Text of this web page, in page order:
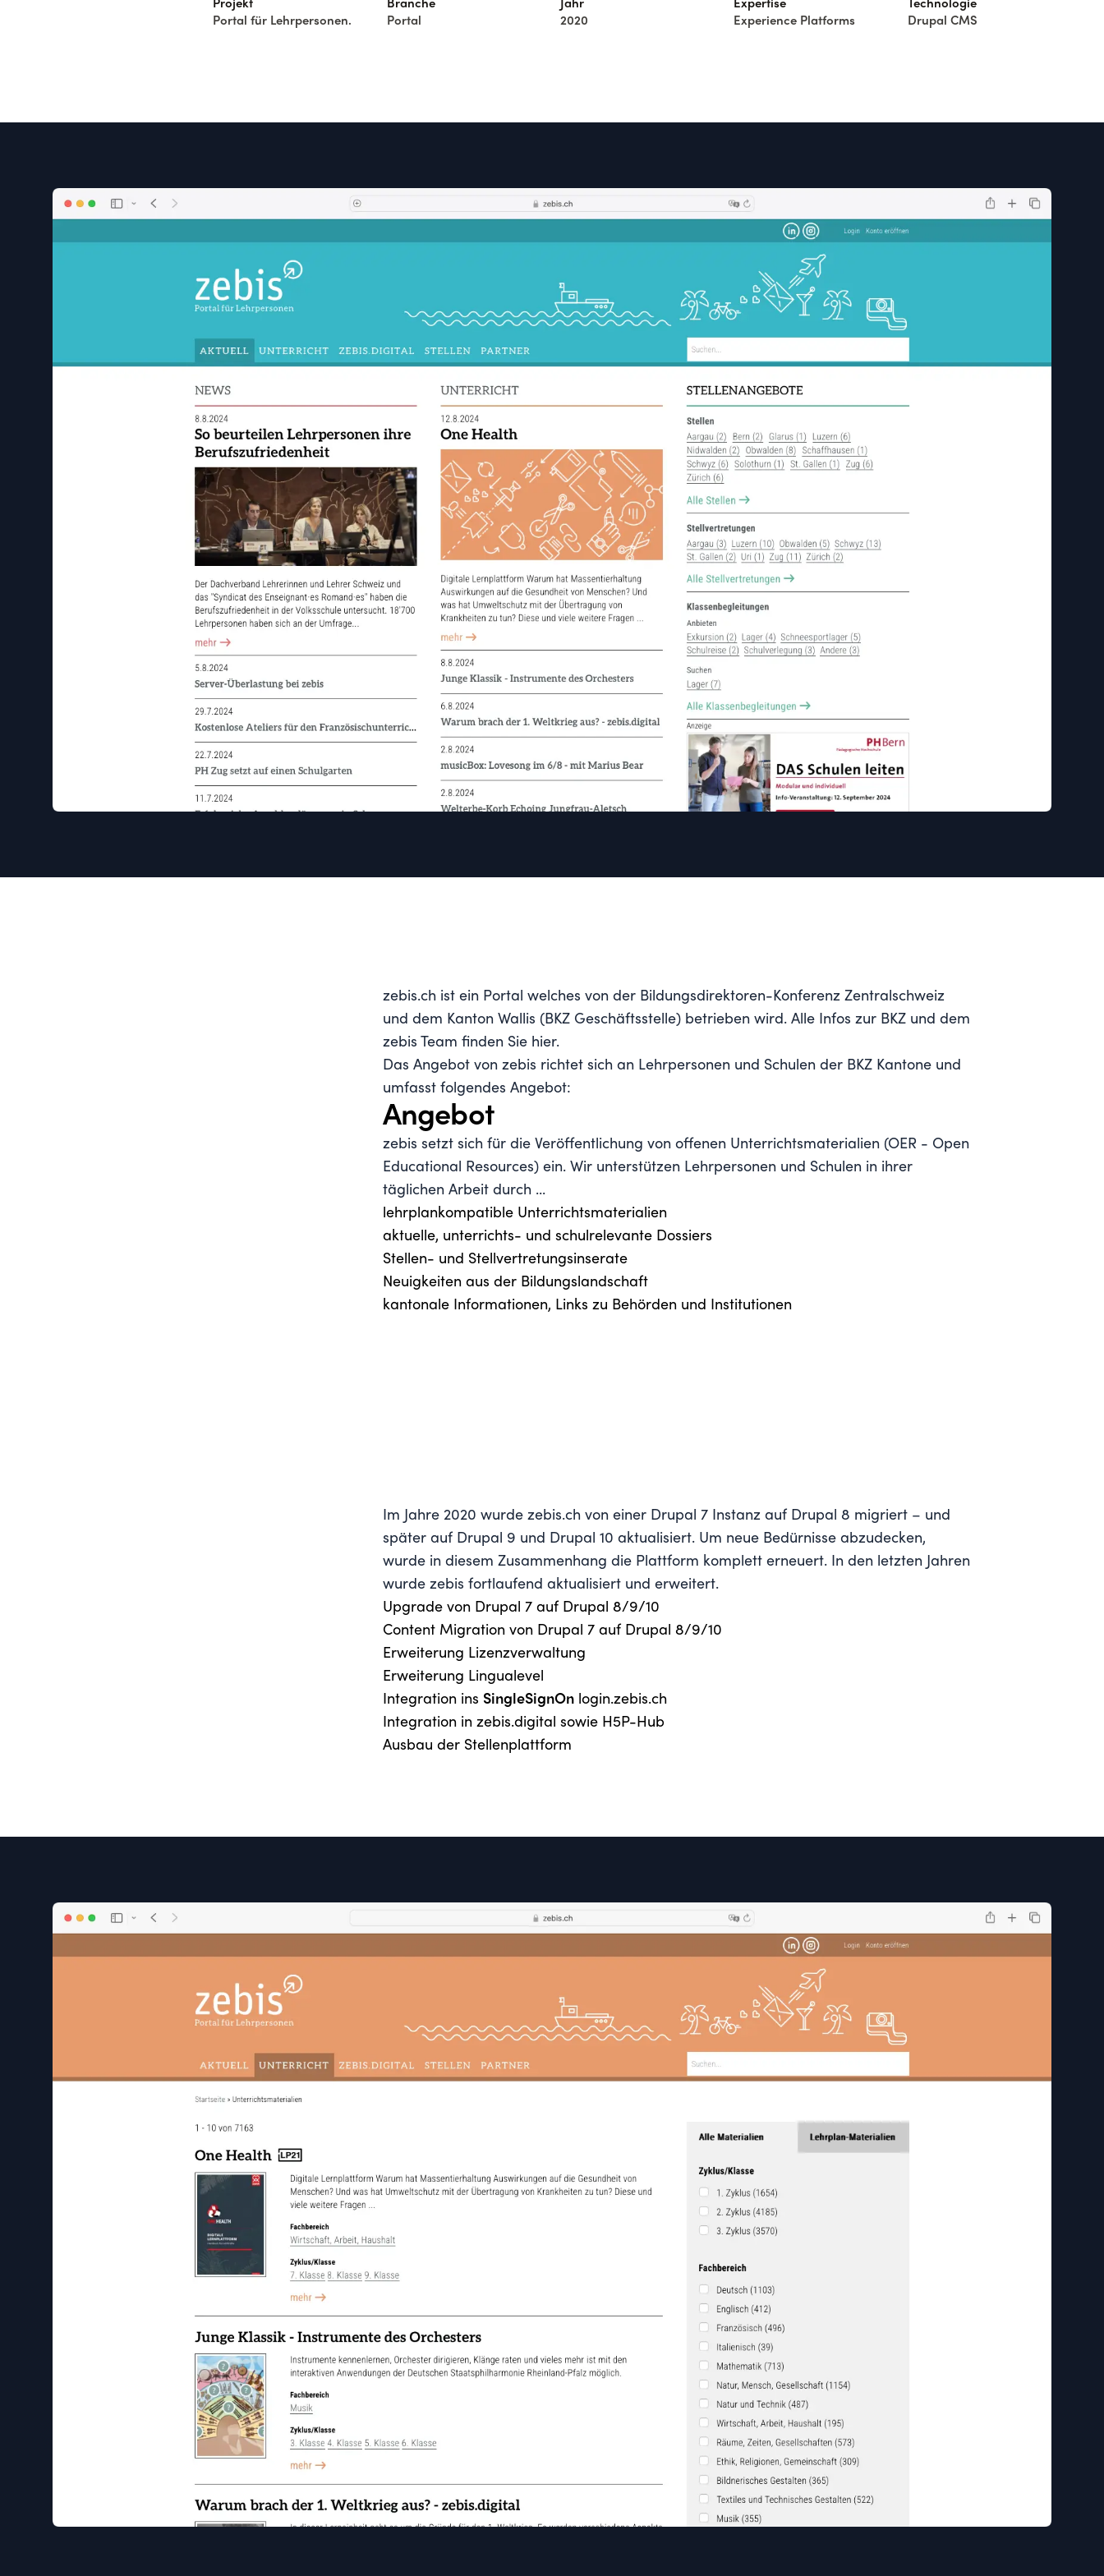
Projekt
Portal für Lehrpersonen.
Branche
Portal
Jahr
2020
Expertise
Experience Platforms
Technologie
Drupal CMS
zebis.ch ist ein Portal welches von der Bildungsdirektoren-Konferenz Zentralschweiz
und dem Kanton Wallis (BKZ Geschäftsstelle) betrieben wird. Alle Infos zur BKZ und dem
zebis Team finden Sie hier.
Das Angebot von zebis richtet sich an Lehrpersonen und Schulen der BKZ Kantone und
umfasst folgendes Angebot:
Angebot
zebis setzt sich für die Veröffentlichung von offenen Unterrichtsmaterialien (OER - Open
Educational Resources) ein. Wir unterstützen Lehrpersonen und Schulen in ihrer
täglichen Arbeit durch ...
lehrplankompatible Unterrichtsmaterialien
aktuelle, unterrichts- und schulrelevante Dossiers
Stellen- und Stellvertretungsinserate
Neuigkeiten aus der Bildungslandschaft
kantonale Informationen, Links zu Behörden und Institutionen
Im Jahre 2020 wurde zebis.ch von einer Drupal 7 Instanz auf Drupal 8 migriert – und
später auf Drupal 9 und Drupal 10 aktualisiert. Um neue Bedürnisse abzudecken,
wurde in diesem Zusammenhang die Plattform komplett erneuert. In den letzten Jahren
wurde zebis fortlaufend aktualisiert und erweitert.
Upgrade von Drupal 7 auf Drupal 8/9/10
Content Migration von Drupal 7 auf Drupal 8/9/10
Erweiterung Lizenzverwaltung
Erweiterung Lingualevel
Integration ins SingleSignOn login.zebis.ch
Integration in zebis.digital sowie H5P-Hub
Ausbau der Stellenplattform